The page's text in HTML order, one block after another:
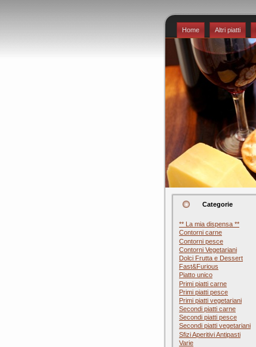
Home Altri piatti
Categorie
** La mia dispensa **
Contorni carne
Contorni pesce
Contorni Vegetariani
Dolci Frutta e Dessert
Fast&Furious
Piatto unico
Primi piatti carne
Primi piatti pesce
Primi piatti vegetariani
Secondi piatti carne
Secondi piatti pesce
Secondi piatti vegetariani
Sfizi Aperitivi Antipasti
Varie